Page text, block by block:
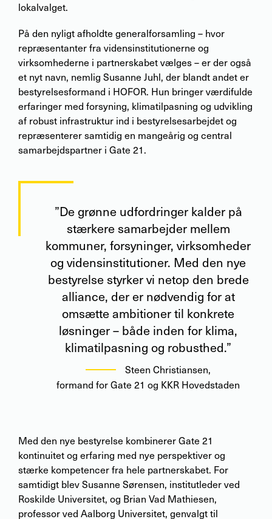
lokalvalget.
På den nyligt afholdte generalforsamling – hvor
repræsentanter fra vidensinstitutionerne og
virksomhederne i partnerskabet vælges – er der også
et nyt navn, nemlig Susanne Juhl, der blandt andet er
bestyrelsesformand i HOFOR. Hun bringer værdifulde
erfaringer med forsyning, klimatilpasning og udvikling
af robust infrastruktur ind i bestyrelsesarbejdet og
repræsenterer samtidig en mangeårig og central
samarbejdspartner i Gate 21.
”De grønne udfordringer kalder på
stærkere samarbejder mellem
kommuner, forsyninger, virksomheder
og vidensinstitutioner. Med den nye
bestyrelse styrker vi netop den brede
alliance, der er nødvendig for at
omsætte ambitioner til konkrete
løsninger – både inden for klima,
klimatilpasning og robusthed.”
Steen Christiansen,
formand for Gate 21 og KKR Hovedstaden
Med den nye bestyrelse kombinerer Gate 21
kontinuitet og erfaring med nye perspektiver og
stærke kompetencer fra hele partnerskabet. For
samtidigt blev Susanne Sørensen, institutleder ved
Roskilde Universitet, og Brian Vad Mathiesen,
professor ved Aalborg Universitet, genvalgt til